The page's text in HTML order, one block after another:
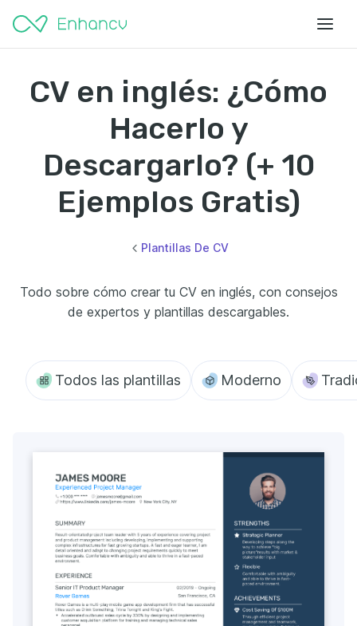
CV en inglés: ¿Cómo
Hacerlo y
Descargarlo? (+ 10
Ejemplos Gratis)
Plantillas De CV
Todo sobre cómo crear tu CV en inglés, con consejos
de expertos y plantillas descargables.
Todos las plantillas Moderno